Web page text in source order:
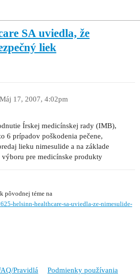
SA uviedla, že
liek
Máj 17, 2007, 4:02pm
Írskej medicínskej rady (IMB),
6 prípadov poškodenia pečene,
lieku nimesulide a na základe
pre medicínske produkty
pôvodnej téme na
helsinn-healthcare-sa-uviedla-ze-nimesulide-
Pravidlá Podmienky používania